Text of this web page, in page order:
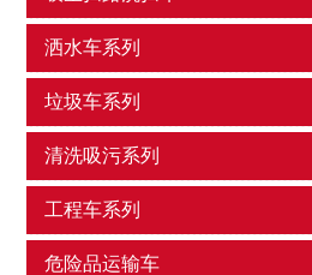
洒水车系列
垃圾车系列
清洗吸污系列
工程车系列
危险品运输车